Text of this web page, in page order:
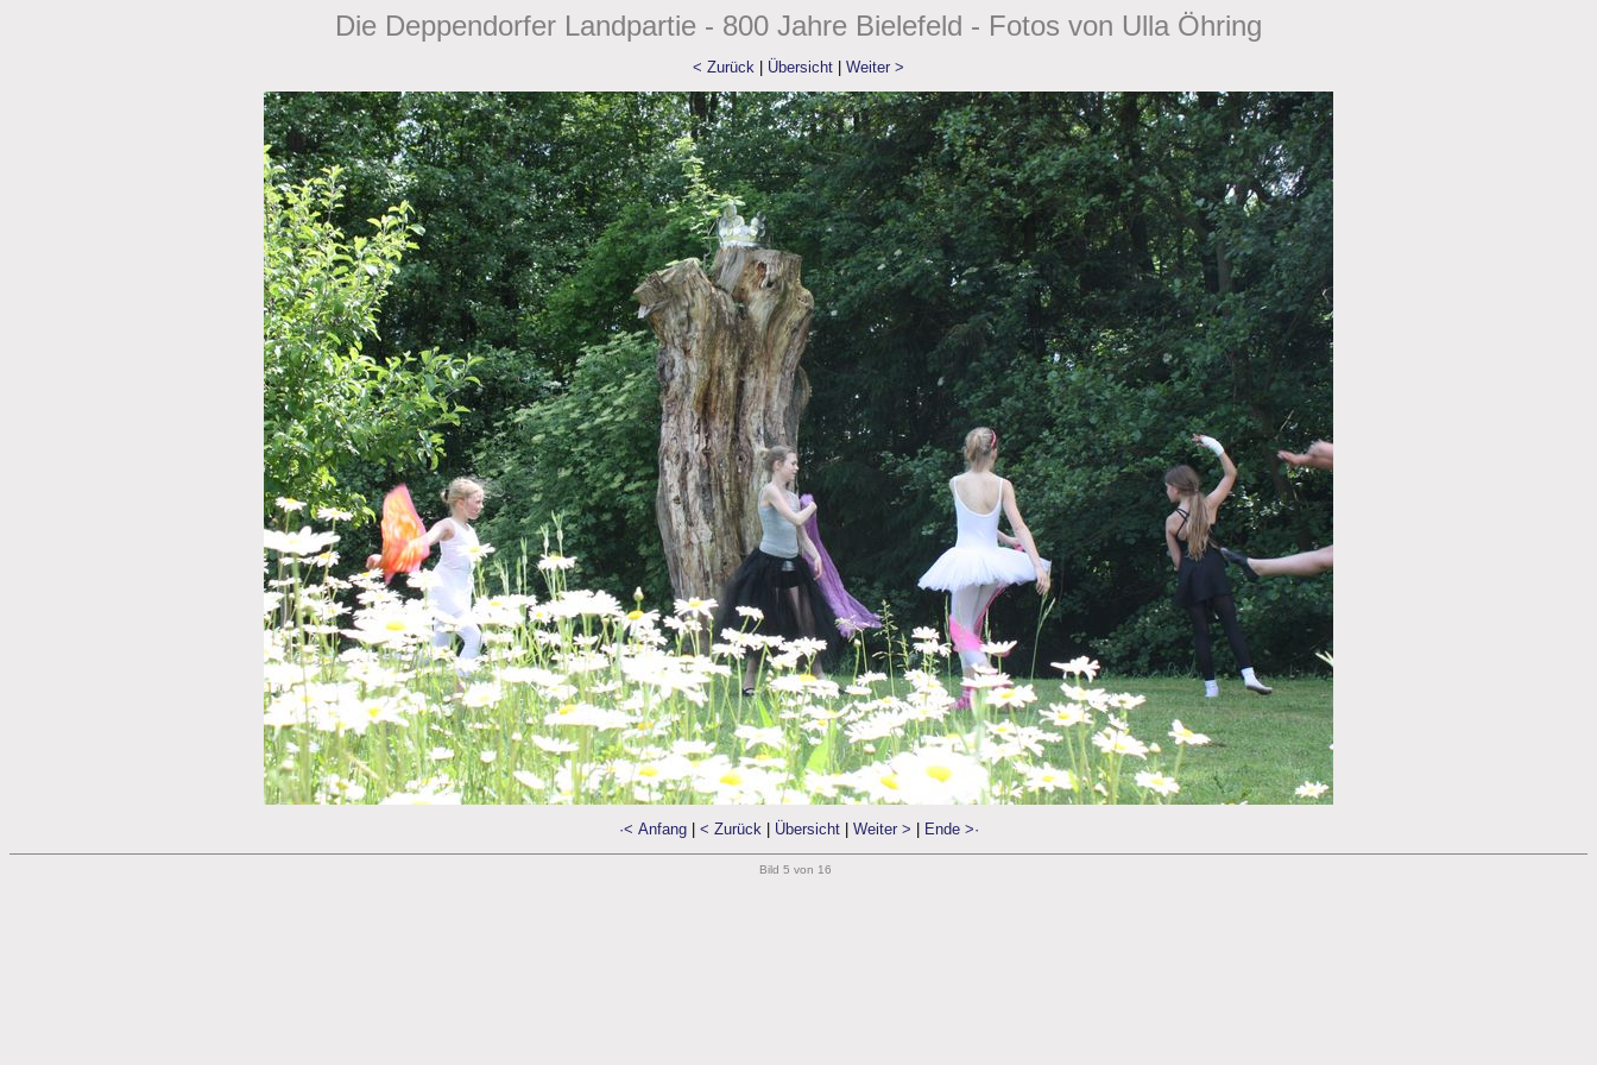
Die Deppendorfer Landpartie - 800 Jahre Bielefeld - Fotos von Ulla Öhring
< Zurück Übersicht Weiter >
·< Anfang| < Zurück| Übersicht| Weiter > Ende >·
Bild 5 von 16